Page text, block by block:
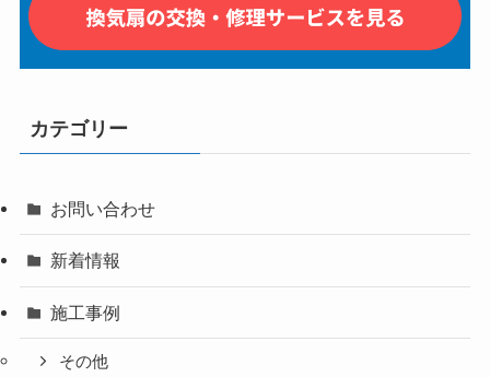
カテゴリー
お問い合わせ
新着情報
施工事例
その他